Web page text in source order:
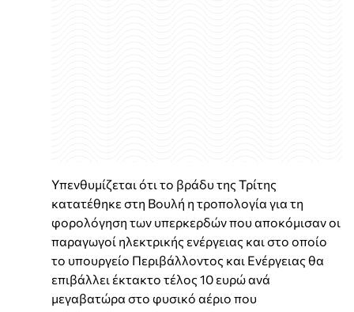
Υπενθυμίζεται ότι το βράδυ της Τρίτης
κατατέθηκε στη Βουλή η τροπολογία για τη
φορολόγηση των υπερκερδών που αποκόμισαν οι
παραγωγοί ηλεκτρικής ενέργειας και στο οποίο
το υπουργείο Περιβάλλοντος και Ενέργειας θα
επιβάλλει έκτακτο τέλος 10 ευρώ ανά
μεγαβατώρα στο φυσικό αέριο που